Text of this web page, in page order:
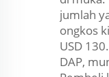
jumlah
ongkos
USD
DAP,